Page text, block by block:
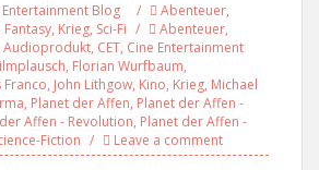
Entertainment Blog Abenteuer,
Fantasy, Krieg, Sci-Fi Abenteuer,
Audioprodukt, CET, Cine Entertainment
, Florian Wurfbaum,
Franco, John Lithgow, Kino, Krieg, Michael
, Planet der Affen, Planet der Affen -
Affen - Revolution, Planet der Affen -
Fiction Leave a comment